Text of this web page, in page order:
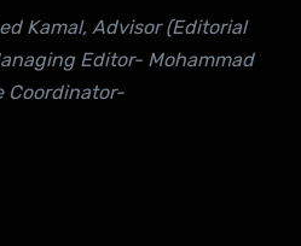
Kamal, Advisor (Editorial
Editor- Mohammad
Coordinator-